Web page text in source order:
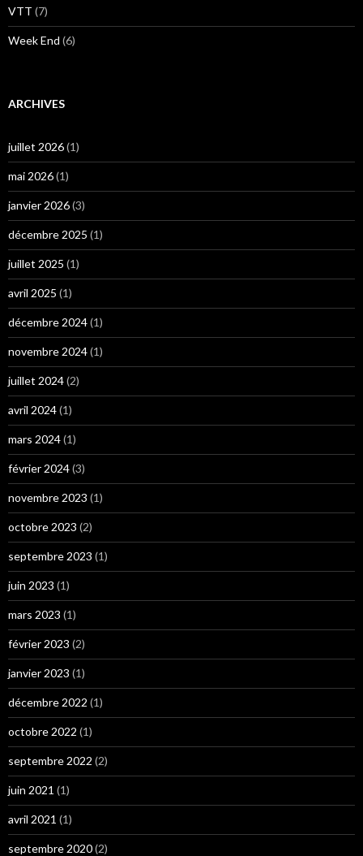
VTT (7)
Week End (6)
ARCHIVES
juillet 2026(1)
mai 2026(1)
janvier 2026(3)
décembre 2025 (1)
juillet 2025 (1)
avril 2025 (1)
décembre 2024(1)
novembre 2024(1)
juillet 2024(2)
avril 2024(1)
mars 2024(1)
février 2024(3)
novembre 2023 (1)
octobre 2023 (2)
septembre 2023 (1)
juin 2023 (1)
mars 2023 (1)
février 2023 (2)
janvier 2023 (1)
décembre 2022 (1)
octobre 2022 (1)
septembre 2022 (2)
juin 2021 (1)
avril 2021 (1)
septembre 2020(2)